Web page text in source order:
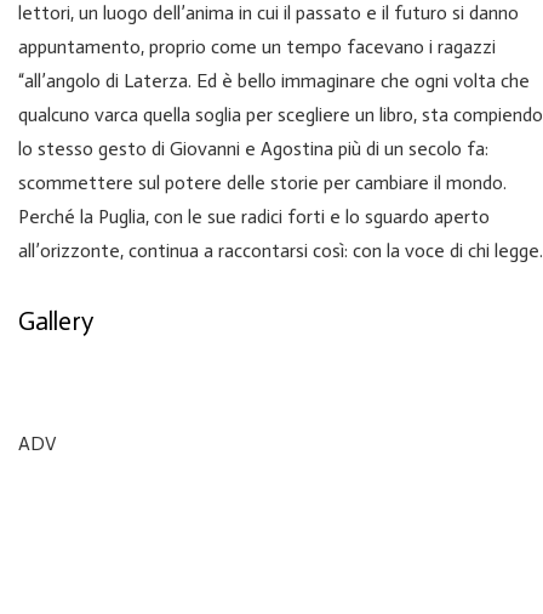
lettori, un luogo dell’anima in cui il passato e il futuro si danno
appuntamento, proprio come un tempo facevano i ragazzi
“all’angolo di Laterza. Ed è bello immaginare che ogni volta che
qualcuno varca quella soglia per scegliere un libro, sta compiendo
lo stesso gesto di Giovanni e Agostina più di un secolo fa:
scommettere sul potere delle storie per cambiare il mondo.
Perché la Puglia, con le sue radici forti e lo sguardo aperto
all’orizzonte, continua a raccontarsi così: con la voce di chi legge.
Gallery
ADV